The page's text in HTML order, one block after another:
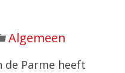
Algemeen
de Parme heeft